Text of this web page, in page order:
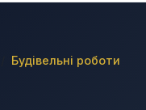
Будівельні роботи